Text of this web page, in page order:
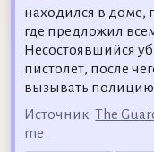
находился в доме,
где предложил
Несостоявшийся
пистолет, после
вызывать
Источник: The
me